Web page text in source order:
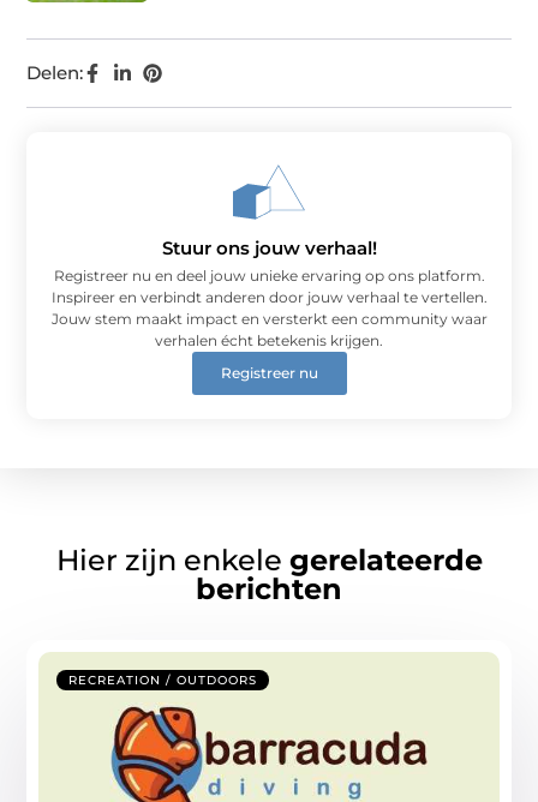
Delen:
Stuur ons jouw verhaal!
Registreer nu en deel jouw unieke ervaring op ons platform.
Inspireer en verbindt anderen door jouw verhaal te vertellen.
Jouw stem maakt impact en versterkt een community waar
verhalen écht betekenis krijgen.
Registreer nu
Hier zijn enkele gerelateerde
berichten
RECREATION / OUTDOORS